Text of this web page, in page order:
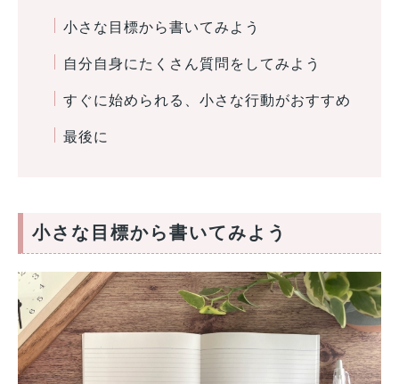
小さな目標から書いてみよう
自分自身にたくさん質問をしてみよう
すぐに始められる、小さな行動がおすすめ
最後に
小さな目標から書いてみよう